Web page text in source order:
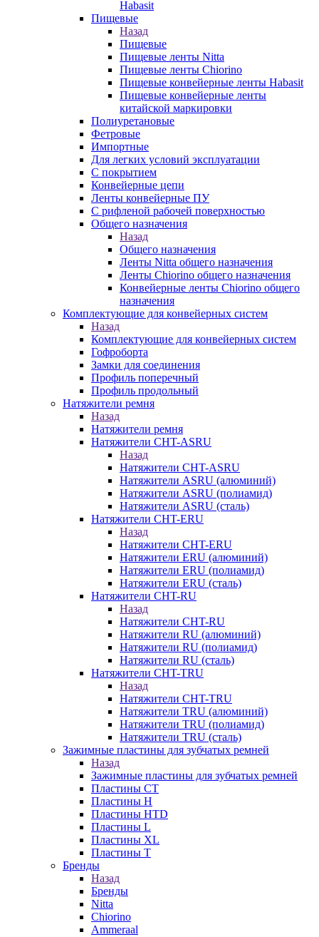
Habasit
Пищевые
Назад
Пищевые
Пищевые ленты Nitta
Пищевые ленты Chiorino
Пищевые конвейерные ленты Habasit
Пищевые конвейерные ленты
китайской маркировки
Полиуретановые
Фетровые
Импортные
Для легких условий эксплуатации
С покрытием
Конвейерные цепи
Ленты конвейерные ПУ
С рифленой рабочей поверхностью
Общего назначения
Назад
Общего назначения
Ленты Nitta общего назначения
Ленты Chiorino общего назначения
Конвейерные ленты Chiorino общего
назначения
Комплектующие для конвейерных систем
Назад
Комплектующие для конвейерных систем
Гофроборта
Замки для соединения
Профиль поперечный
Профиль продольный
Натяжители ремня
Назад
Натяжители ремня
Натяжители CHT-ASRU
Назад
Натяжители CHT-ASRU
Натяжители ASRU (алюминий)
Натяжители ASRU (полиамид)
Натяжители ASRU (сталь)
Натяжители CHT-ERU
Назад
Натяжители CHT-ERU
Натяжители ERU (алюминий)
Натяжители ERU (полиамид)
Натяжители ERU (сталь)
Натяжители CHT-RU
Назад
Натяжители CHT-RU
Натяжители RU (алюминий)
Натяжители RU (полиамид)
Натяжители RU (сталь)
Натяжители CHT-TRU
Назад
Натяжители CHT-TRU
Натяжители TRU (алюминий)
Натяжители TRU (полиамид)
Натяжители TRU (сталь)
Зажимные пластины для зубчатых ремней
Назад
Зажимные пластины для зубчатых ремней
Пластины CT
Пластины H
Пластины HTD
Пластины L
Пластины XL
Пластины T
Бренды
Назад
Бренды
Nitta
Chiorino
Ammeraal